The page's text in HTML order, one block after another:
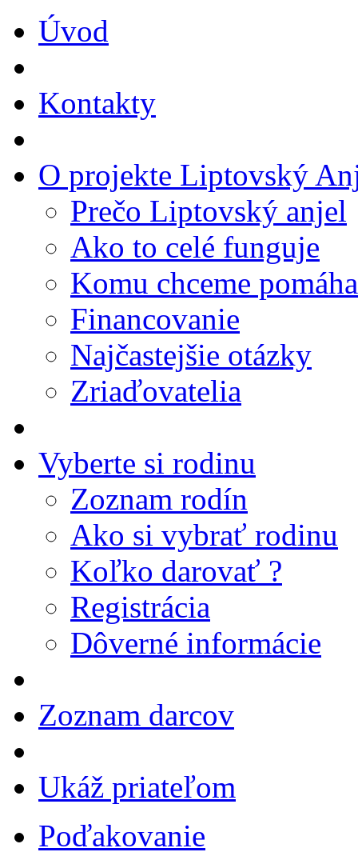
Úvod
Kontakty
O projekte Liptovský
Prečo Liptovský anjel
Ako to celé funguje
Komu chceme
Financovanie
Najčastejšie otázky
Zriaďovatelia
Vyberte si rodinu
Zoznam rodín
Ako si vybrať rodinu
Koľko darovať ?
Registrácia
Dôverné informácie
Zoznam darcov
Ukáž priateľom
Poďakovanie